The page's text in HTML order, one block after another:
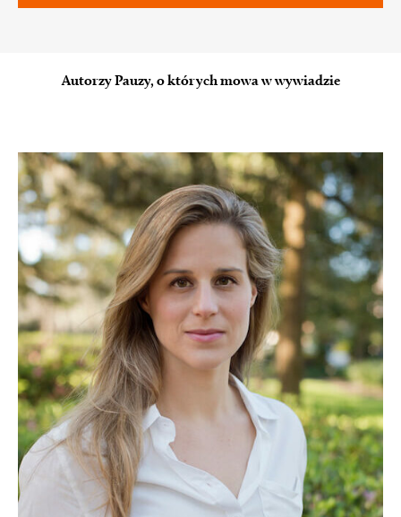
Autorzy Pauzy, o których mowa w wywiadzie